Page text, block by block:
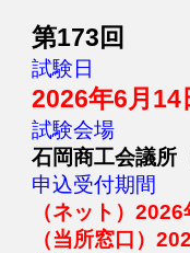
第173回
試験日
2026年6月 14
試験会場
石岡商工会議所
申込受付期間
（ネット）2026
（当所窓口）